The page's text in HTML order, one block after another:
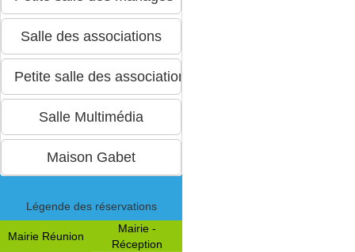
Légende des réservations
Mairie Réunion
Mairie -
Réception